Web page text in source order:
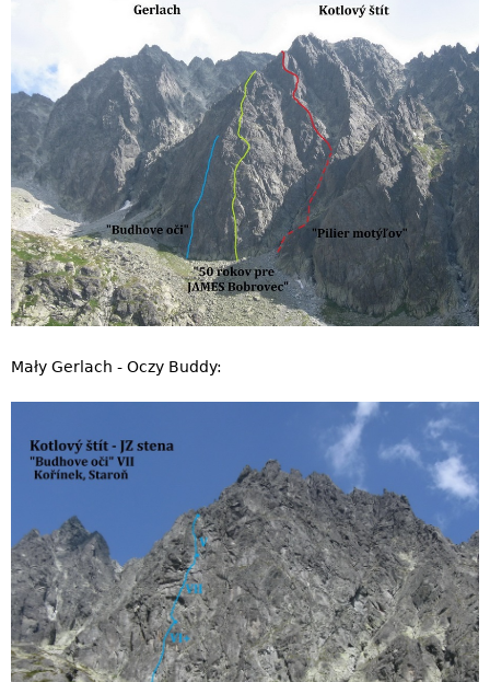
Mały Gerlach - Oczy Buddy: